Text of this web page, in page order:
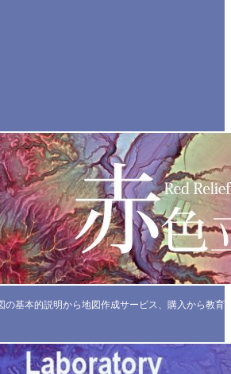
の基本的説明から地図作成サービス、購入から教育